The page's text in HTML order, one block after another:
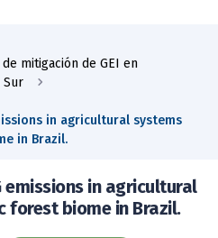
mitigación de GEI en
Sur
in agricultural systems
in Brazil.
emissions in agricultural
forest biome in Brazil.